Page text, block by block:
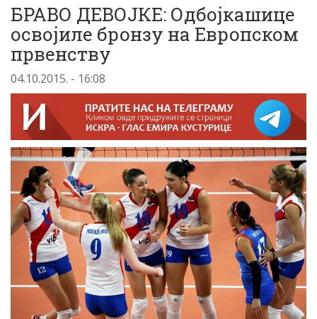
БРАВО ДЕВОЈКЕ: Одбојкашице
освојиле бронзу на Европском
првенству
04.10.2015. - 16:08